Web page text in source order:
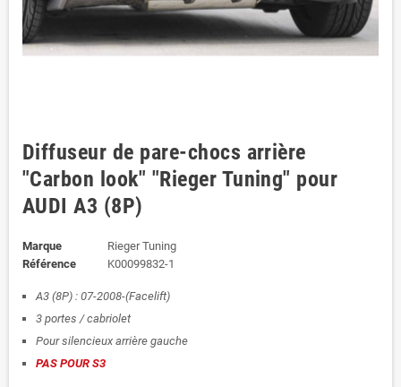
Diffuseur de pare-chocs arrière
"Carbon look" "Rieger Tuning" pour
AUDI A3 (8P)
Marque
Rieger Tuning
Référence
K00099832-1
A3 (8P) : 07-2008-(Facelift)
3 portes / cabriolet
Pour silencieux arrière gauche
PAS POUR S3